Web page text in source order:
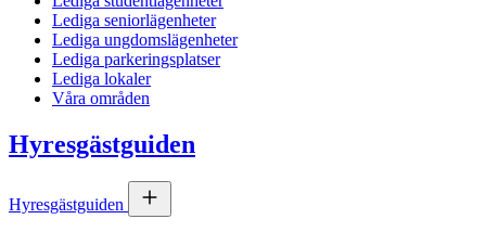
Lediga seniorlägenheter
Lediga ungdomslägenheter
Lediga parkeringsplatser
Lediga lokaler
Våra områden
Hyresgästguiden
Hyresgästguiden